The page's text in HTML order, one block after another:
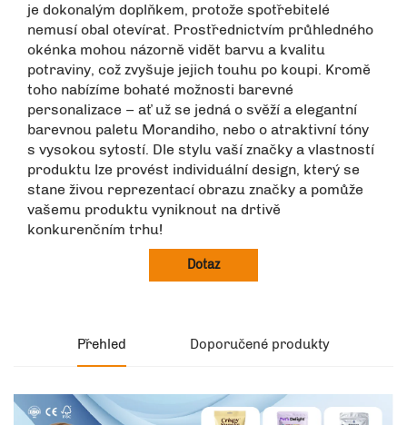
je dokonalým doplňkem, protože spotřebitelé
nemusí obal otevírat. Prostřednictvím průhledného
okénka mohou názorně vidět barvu a kvalitu
potraviny, což zvyšuje jejich touhu po koupi. Kromě
toho nabízíme bohaté možnosti barevné
personalizace – ať už se jedná o svěží a elegantní
barevnou paletu Morandiho, nebo o atraktivní tóny
s vysokou sytostí. Dle stylu vaší značky a vlastností
produktu lze provést individuální design, který se
stane živou reprezentací obrazu značky a pomůže
vašemu produktu vyniknout na drtivě
konkurenčním trhu!
Dotaz
Přehled Doporučené produkty